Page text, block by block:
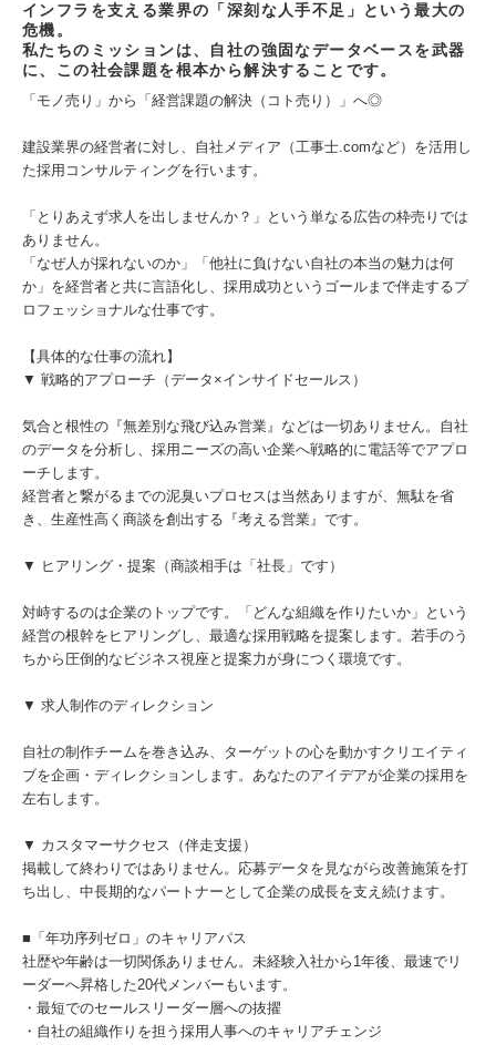
インフラを支える業界の「深刻な人手不足」という最大の
危機。
私たちのミッションは、自社の強固なデータベースを武器
に、この社会課題を根本から解決することです。
「モノ売り」から「経営課題の解決（コト売り）」へ◎
建設業界の経営者に対し、自社メディア（工事士.comなど）を活用し
た採用コンサルティングを行います。
「とりあえず求人を出しませんか？」という単なる広告の枠売りでは
ありません。
「なぜ人が採れないのか」「他社に負けない自社の本当の魅力は何
か」を経営者と共に言語化し、採用成功というゴールまで伴走するプ
ロフェッショナルな仕事です。
【具体的な仕事の流れ】
▼ 戦略的アプローチ（データ×インサイドセールス）
気合と根性の『無差別な飛び込み営業』などは一切ありません。自社
のデータを分析し、採用ニーズの高い企業へ戦略的に電話等でアプロ
ーチします。
経営者と繋がるまでの泥臭いプロセスは当然ありますが、無駄を省
き、生産性高く商談を創出する『考える営業』です。
▼ ヒアリング・提案（商談相手は「社長」です）
対峙するのは企業のトップです。「どんな組織を作りたいか」という
経営の根幹をヒアリングし、最適な採用戦略を提案します。若手のう
ちから圧倒的なビジネス視座と提案力が身につく環境です。
▼ 求人制作のディレクション
自社の制作チームを巻き込み、ターゲットの心を動かすクリエイティ
ブを企画・ディレクションします。あなたのアイデアが企業の採用を
左右します。
▼ カスタマーサクセス（伴走支援）
掲載して終わりではありません。応募データを見ながら改善施策を打
ち出し、中長期的なパートナーとして企業の成長を支え続けます。
■「年功序列ゼロ」のキャリアパス
社歴や年齢は一切関係ありません。未経験入社から1年後、最速でリ
ーダーへ昇格した20代メンバーもいます。
・最短でのセールスリーダー層への抜擢
・自社の組織作りを担う採用人事へのキャリアチェンジ